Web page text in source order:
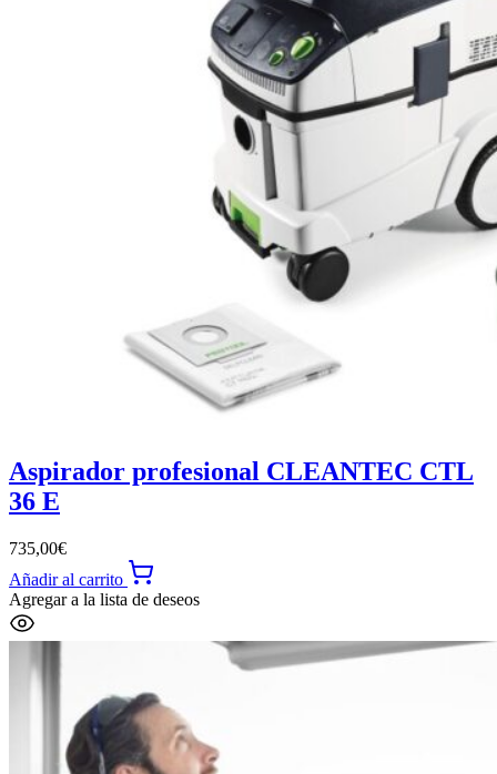
Aspirador profesional CLEANTEC CTL
36 E
735,00€
Añadir al carrito
Agregar a la lista de deseos